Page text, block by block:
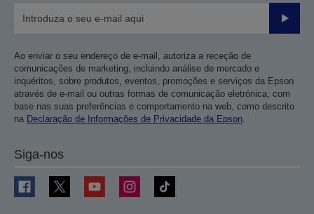
Enviar
Ao enviar o seu endereço de e-mail, autoriza a receção de
comunicações de marketing, incluindo análise de mercado e
inquéritos, sobre produtos, eventos, promoções e serviços da Epson
através de e-mail ou outras formas de comunicação eletrónica, com
base nas suas preferências e comportamento na web, como descrito
na Declaração de Informações de Privacidade da Epson.
Siga-nos